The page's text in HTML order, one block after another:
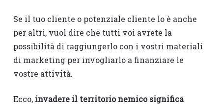
Se il tuo cliente o potenziale cliente lo è anche
per altri, vuol dire che tutti voi avrete la
possibilità di raggiungerlo con i vostri materiali
di marketing per invogliarlo a finanziare le
vostre attività.
Ecco, invadere il territorio nemico significa